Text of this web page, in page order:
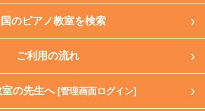
のピアノ教室を検索
ご利用の流れ
室の先生へ [管理画面ログイン]